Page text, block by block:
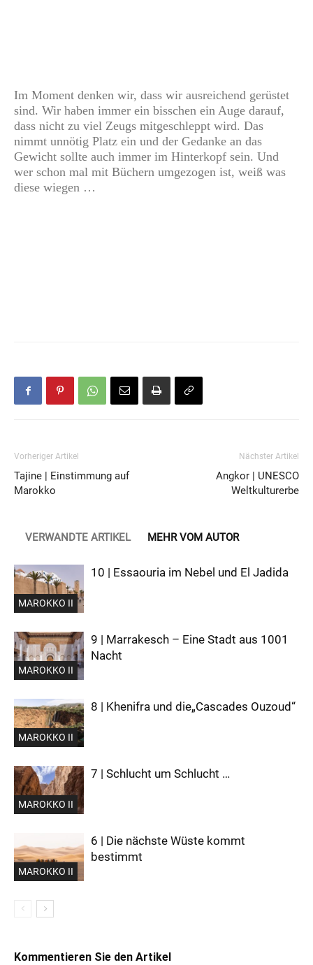
Im Moment denken wir, dass wir ausreichend gerüstet
sind. Wir haben immer ein bisschen ein Auge darauf,
dass nicht zu viel Zeugs mitgeschleppt wird. Das
nimmt unnötig Platz ein und der Gedanke an das
Gewicht sollte auch immer im Hinterkopf sein. Und
wer schon mal mit Büchern umgezogen ist, weiß was
diese wiegen …
Vorheriger Artikel
Tajine | Einstimmung auf
Marokko
Nächster Artikel
Angkor | UNESCO
Weltkulturerbe
VERWANDTE ARTIKEL MEHR VOM AUTOR
MAROKKO II
10 | Essaouria im Nebel und El Jadida
MAROKKO II
9 | Marrakesch – Eine Stadt aus 1001
Nacht
MAROKKO II
8 | Khenifra und die„Cascades Ouzoud“
MAROKKO II
7 | Schlucht um Schlucht …
MAROKKO II
6 | Die nächste Wüste kommt
bestimmt
Kommentieren Sie den Artikel